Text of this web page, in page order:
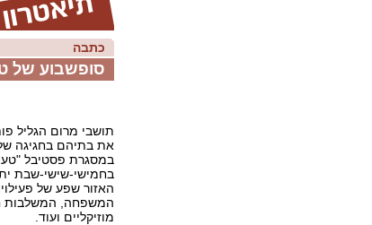
כתבה
סופשבוע של
תושבי מרום הגליל
את בתיהם בחגיגה
במסגרת פסטיבל
בחמישי-שישי-שבת
האזור שפע של
המשפחה, המשלבות
מוזיקליים ועוד.